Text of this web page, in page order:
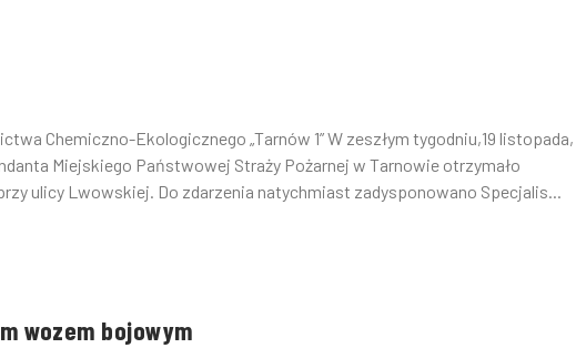
Chemiczno-Ekologicznego „Tarnów 1” W zeszłym tygodniu,19 listopada,
Miejskiego Państwowej Straży Pożarnej w Tarnowie otrzymało
ulicy Lwowskiej. Do zdarzenia natychmiast zadysponowano Specjalis...
wozem bojowym